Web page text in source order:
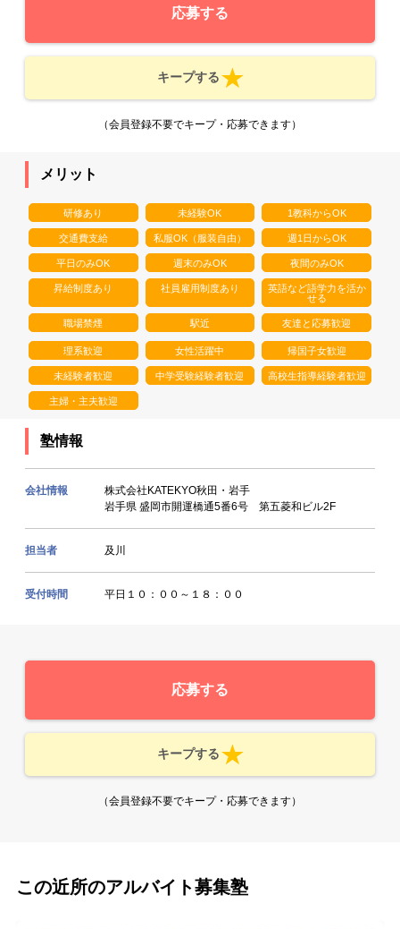
応募する
キープする
（会員登録不要でキープ・応募できます）
メリット
研修あり 未経験OK 1教科からOK
交通費支給 私服OK（服装自由） 週1日からOK
平日のみOK 週末のみOK 夜間のみOK
昇給制度あり 社員雇用制度あり
英語など語学力を活か
せる
職場禁煙 駅近 友達と応募歓迎
理系歓迎 女性活躍中 帰国子女歓迎
未経験者歓迎 中学受験経験者歓迎 高校生指導経験者歓迎
主婦・主夫歓迎
塾情報
会社情報
株式会社KATEKYO秋田・岩手
岩手県 盛岡市開運橋通5番6号 第五菱和ビル2F
担当者 及川
受付時間 平日１０：００～１８：００
応募する
キープする
（会員登録不要でキープ・応募できます）
この近所のアルバイト募集塾